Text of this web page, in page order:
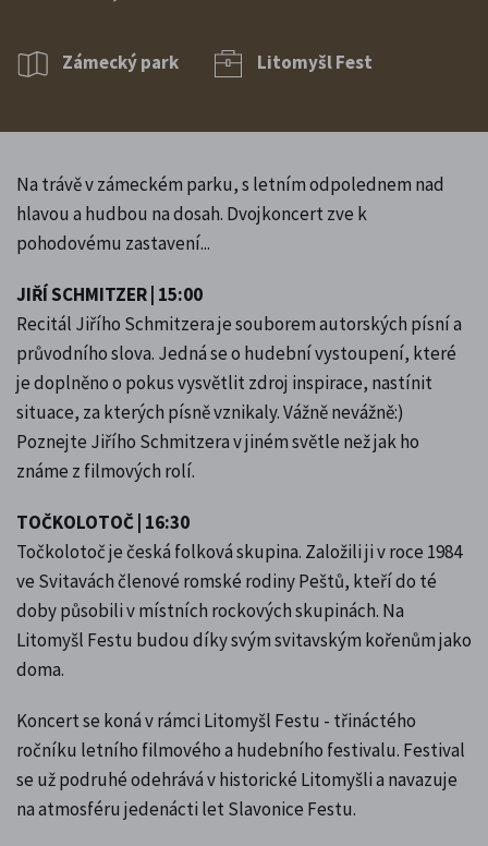
Zámecký park Litomyšl Fest
Na trávě v zámeckém parku, s letním odpolednem nad
hlavou a hudbou na dosah. Dvojkoncert zve k
pohodovému zastavení...
JIŘÍ SCHMITZER | 15:00
Recitál Jiřího Schmitzera je souborem autorských písní a
průvodního slova. Jedná se o hudební vystoupení, které
je doplněno o pokus vysvětlit zdroj inspirace, nastínit
situace, za kterých písně vznikaly. Vážně nevážně:)
Poznejte Jiřího Schmitzera v jiném světle než jak ho
známe z filmových rolí.
TOČKOLOTOČ | 16:30
Točkolotoč je česká folková skupina. Založili ji v roce 1984
ve Svitavách členové romské rodiny Peštů, kteří do té
doby působili v místních rockových skupinách. Na
Litomyšl Festu budou díky svým svitavským kořenům jako
doma.
Koncert se koná v rámci Litomyšl Festu - třináctého
ročníku letního filmového a hudebního festivalu. Festival
se už podruhé odehrává v historické Litomyšli a navazuje
na atmosféru jedenácti let Slavonice Festu.